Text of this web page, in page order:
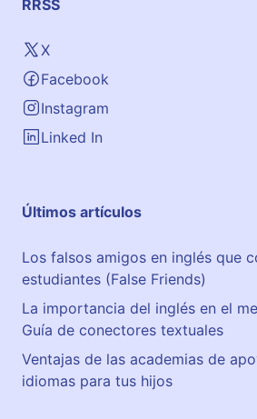
RRSS
X
Facebook
Instagram
Linked In
Últimos artículos
Los falsos amigos en inglés que
estudiantes (False Friends)
La importancia del inglés en el
Guía de conectores textuales
Ventajas de las academias de
idiomas para tus hijos